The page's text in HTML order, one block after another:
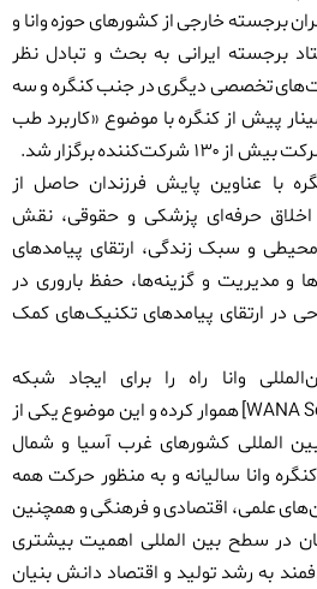
برجسته خارجی از کشورهای حوزه وانا و
برجسته ایرانی به بحث و تبادل نظر
تخصصی دیگری در جنب کنگره و سه
پیش از کنگره با موضوع «کاربرد طب
بیش از ۱۳۰ شرکت‌کننده برگزار شد.
با عناوین پایش فرزندان حاصل از
اخلاق حرفه‌ای پزشکی و حقوقی، نقش
محیطی و سبک زندگی، ارتقای پیامدهای
و مدیریت و گزینه‌ها، حفظ باروری در
در ارتقای پیامدهای تکنیک‌های کمک
وانا
راه را برای ایجاد شبکه
WANA
]هموار کرده و این موضوع یکی از
المللی کشورهای غرب آسیا و شمال
وانا سالیانه و به منظور حرکت همه
علمی، اقتصادی و فرهنگی و همچنین
در سطح بین المللی اهمیت بیشتری
به رشد تولید و اقتصاد دانش بنیان